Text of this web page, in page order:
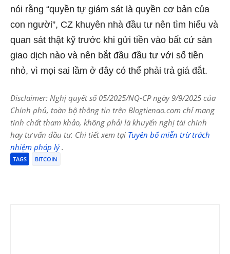
nói rằng “quyền tự giám sát là quyền cơ bản của
con người”, CZ khuyên nhà đầu tư nên tìm hiểu và
quan sát thật kỹ trước khi gửi tiền vào bất cứ sàn
giao dịch nào và nên bắt đầu đầu tư với số tiền
nhỏ, vì mọi sai lầm ở đây có thể phải trả giá đắt.
Disclaimer: Nghị quyết số 05/2025/NQ-CP ngày 9/9/2025 của
Chính phủ, toàn bộ thông tin trên Blogtienao.com chỉ mang
tính chất tham khảo, không phải là khuyến nghị tài chính
hay tư vấn đầu tư. Chi tiết xem tại Tuyên bố miễn trừ trách
nhiệm pháp lý.
TAGS BITCOIN